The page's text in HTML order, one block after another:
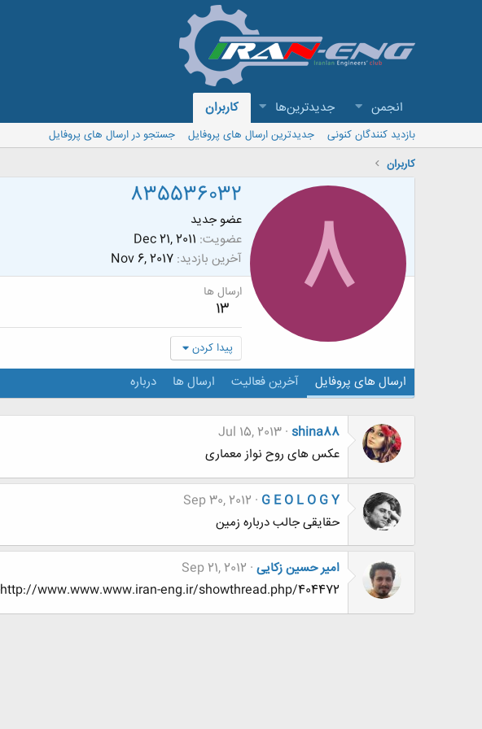
انجمن جدیدترین‌ها کاربران
بازدید کنندگان کنونی جدیدترین ارسال های پروفایل
جستجو در ارسال های پروفایل
کاربران
8
835536032
عضو جدید
عضویت Dec 21, 2011
آخرین بازدید Nov 6, 2017
ارسال ها
13
پیدا کردن
ارسال های پروفایل آخرین فعالیت ارسال ها درباره
shina88
Jul 15, 2013
عکس های روح نواز معماری
G E O L O G Y
Sep 30, 2012
حقایقی جالب درباره زمین
امیر حسین زکایی Sep 21, 2012
http://www.www.www.iran-eng.ir/showthread.php/404472-قرآن